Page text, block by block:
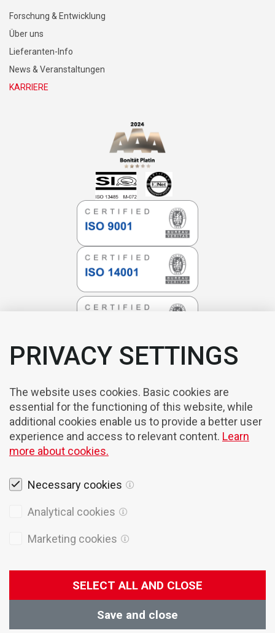
Forschung & Entwicklung
Über uns
Lieferanten-Info
News & Veranstaltungen
KARRIERE
PRIVACY SETTINGS
The website uses cookies. Basic cookies are
essential for the functioning of this website, while
additional cookies enable us to provide a better user
experience and access to relevant content. Learn
more about cookies.
Necessary cookies
Analytical cookies
Marketing cookies
SELECT ALL AND CLOSE
Save and close